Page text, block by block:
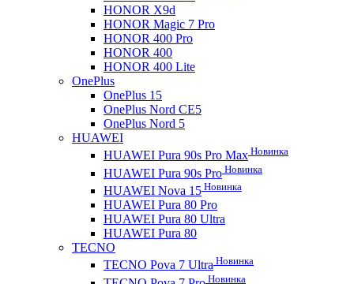
HONOR X9d
HONOR Magic 7 Pro
HONOR 400 Pro
HONOR 400
HONOR 400 Lite
OnePlus
OnePlus 15
OnePlus Nord CE5
OnePlus Nord 5
HUAWEI
HUAWEI Pura 90s Pro Max Новинка
HUAWEI Pura 90s Pro Новинка
HUAWEI Nova 15 Новинка
HUAWEI Pura 80 Pro
HUAWEI Pura 80 Ultra
HUAWEI Pura 80
TECNO
TECNO Pova 7 Ultra Новинка
Новинка